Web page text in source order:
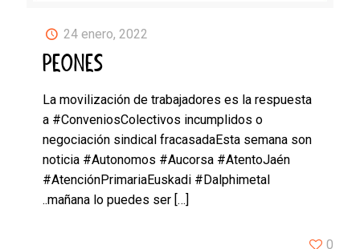
24 enero, 2022
PEONES
La movilización de trabajadores es la respuesta
a #ConveniosColectivos incumplidos o
negociación sindical fracasadaEsta semana son
noticia #Autonomos #Aucorsa #AtentoJaén
#AtenciónPrimariaEuskadi #Dalphimetal
..mañana lo puedes ser […]
0